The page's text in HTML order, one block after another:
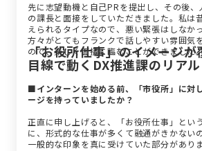
先に志望動機と自己PRを提出し、その後
の課長と面接をしていただきました。私は
えられるタイプなので、悪い緊張はしなか
方々がとてもフランクで話しやすい雰囲気
ので、楽しく面接に臨むことができました
「お役所仕事」のイメージが
目線で動くDX推進課のリアル
■インターンを始める前、「市役所」に対
ージを持っていましたか？
正直に申し上げると、「お役所仕事」とい
に、形式的な仕事が多くて融通がきかない
一般的な印象を真に受けていた部分があり